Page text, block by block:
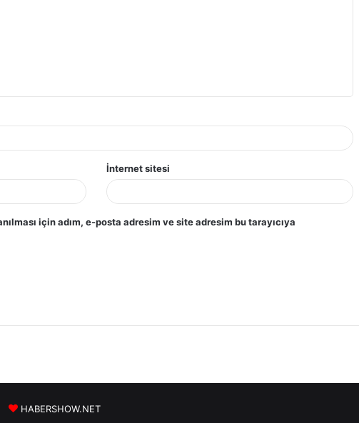
İnternet sitesi
için adım, e-posta adresim ve site adresim bu tarayıcıya
HABERSHOW.NET